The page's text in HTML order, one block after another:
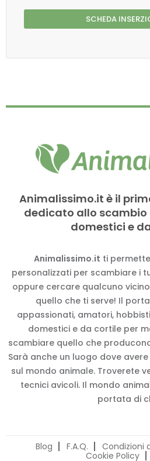
SCHEDA
Animalissimo.it è il
dedicato allo
domestici e
Animalissimo.it ti
personalizzati per scambiare i
oppure cercare qualcuno
quello che ti serve! Il
appassionati, amatori,
domestici e da cortile per
scambiare quello che
Sarà anche un luogo dove
sul mondo animale. Troverete
tecnici avicoli. Il mondo
portata di
Blog F.A.Q. Condizioni
Cookie Policy